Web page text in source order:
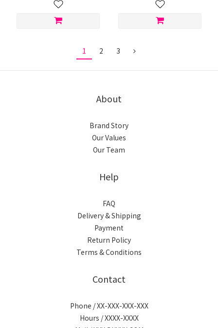
1 2 3
About
Brand Story
Our Values
Our Team
Help
FAQ
Delivery & Shipping
Payment
Return Policy
Terms & Conditions
Contact
Phone / XX-XXX-XXX-XXX
Hours / XXXX-XXXX